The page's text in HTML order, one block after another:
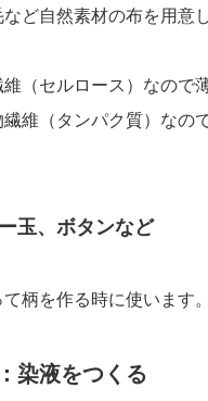
ど自然素材の布を用意
維（セルロース）なので
繊維（タンパク質）なの
玉、ボタンなど
柄を作る時に使います。
染液をつくる